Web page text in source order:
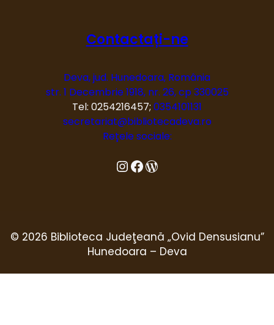
Contactați-ne
Deva, jud. Hunedoara, România
str. 1 Decembrie 1918, nr. 26, cp 330025
Tel: 0254216457; 0354101131
secretariat@bibliotecadeva.ro
Rețele sociale:
InstagramFacebook Blog
© 2026 Biblioteca Judeţeană „Ovid Densusianu”
Hunedoara – Deva